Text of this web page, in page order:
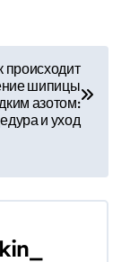
происходит
шипицы
азотом:
и уход